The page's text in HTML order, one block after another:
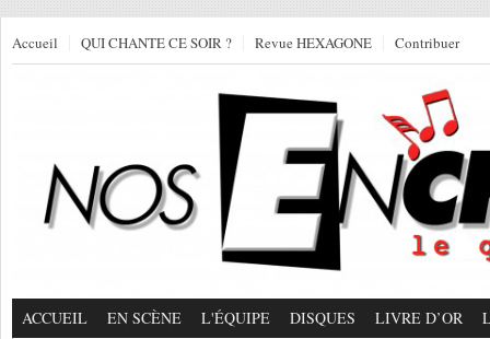
Accueil QUI CHANTE CE SOIR ? Revue HEXAGONE Contribuer
ACCUEIL EN SCÈNE L'ÉQUIPE DISQUES LIVRE D’OR